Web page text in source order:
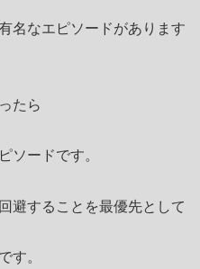
名なエピソードがあります
たら
ソードです。
避することを最優先として
す。